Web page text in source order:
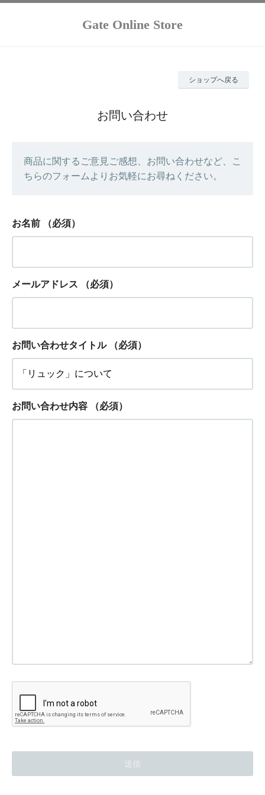
Gate Online Store
ショップへ戻る
お問い合わせ
商品に関するご意見ご感想、お問い合わせなど、こ
ちらのフォームよりお気軽にお尋ねください。
お名前 （必須）
メールアドレス （必須）
お問い合わせタイトル （必須）
お問い合わせ内容 （必須）